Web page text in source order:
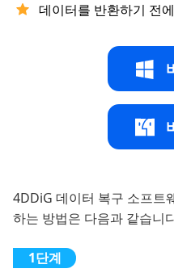
데이터를 반환하기 전
4DDiG 데이터 복구 소프트
하는 방법은 다음과 같습니